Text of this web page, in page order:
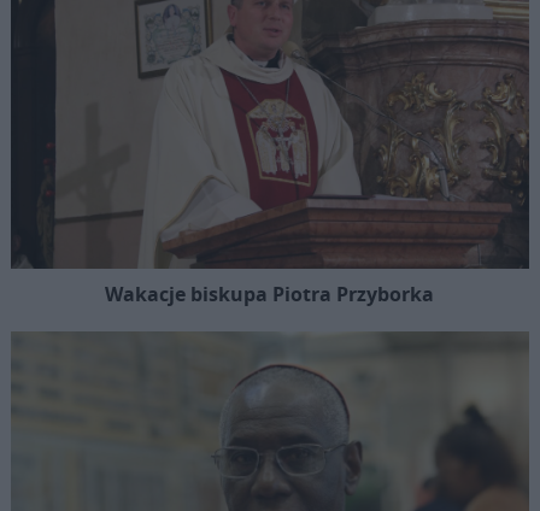
Wakacje biskupa Piotra Przyborka